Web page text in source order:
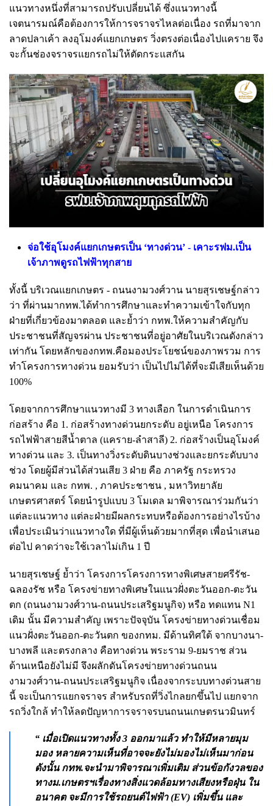
แนวทางหนึ่งที่สามารถปรับเปลี่ยนได้ ซึ่งแนวทางนี้
เจตนารมณ์คือต้องการให้การจราจรไหลต่อเนื่อง รถที่มาจาก
ลาดปลาเค้า ลงอุโมงค์แยกเกษตร วิ่งตรงต่อเนื่องไปแคราย จึง
จะกั้นช่องจราจรแยกรถไม่ให้ตัดกระแสกัน
จ่อใช้อุโมงค์แยกเกษตรเป็น ‘ทางด่วน’ - เคาะรฟม.เป็น
เจ้าภาพดูรถไฟฟ้าทุกสาย
ทั้งนี้ บริเวณแยกเกษตร - ถนนงามวงศ์วาน นายสุรเชษฐ์กล่าว
ว่า ที่ผ่านมากทพ.ได้ทำการศึกษาและทำความเข้าใจกับทุก
ฝ่ายที่เกี่ยวข้องมาตลอด และย้ำว่า กทพ.ให้ความสำคัญกับ
ประชาชนที่สัญจรผ่าน ประชาชนที่อยู่อาศัยในบริเวณดังกล่าว
เท่ากัน โดยหลักของกทพ.คือมองประโยชน์ของภาพรวม การ
ทำโครงการทางด่วน ยอมรับว่า เป็นไปไม่ได้ที่จะมีเสียเห็นด้วย
100%
โดยจากการศึกษาแนวทางมี 3 ทางเลือก ในการดำเนินการ
ก่อสร้าง คือ 1. ก่อสร้างทางด่วนยกระดับ อยู่เหนือ โครงการ
รถไฟฟ้าสายสีน้ำตาล (แคราย-ลำสาลี) 2. ก่อสร้างเป็นอุโมงค์
ทางด่วน และ 3. เป็นทางวิ่งระดับดินบางช่วงและยกระดับบาง
ช่วง โดยผู้มีส่วนได้ส่วนเสีย 3 ฝ่าย คือ ภาครัฐ กระทรวง
คมนาคม และ กทพ. , ภาคประชาชน , มหาวิทยาลัย
เกษตรศาสตร์ โดยนำรูปแบบ 3 โมเดล มาพิจารณาร่วมกันว่า
แต่ละแนวทาง แต่ละฝ่ายมีผลกระทบหรือต้องการอย่างไรบ้าง
เพื่อประเมินว่าแนวทางใด ที่มีผู้เห็นด้วยมากที่สุด เพื่อนำเสนอ
ต่อไป คาดว่าจะใช้เวลาไม่เกิน 1 ปี
นายสุรเชษฐ์ ย้ำว่า โครงการโครงการทางพิเศษสายศรีรัช-
ฉลองรัช หรือ โครงข่ายทางพิเศษในแนวฝั่งตะวันออก-ตะวัน
ตก (ถนนงามวงศ์วาน-ถนนประเสริฐมนูกิจ) หรือ ทดแทน N1
เดิม นั้น มีความสำคัญ เพราะปัจจุบัน โครงข่ายทางด่วนเชื่อม
แนวฝั่งตะวันออก-ตะวันตก ของกทม. มีด้านทิศใต้ จากบางนา-
บางพลี และตรงกลาง คือทางด่วน พระราม 9-ยมราช ส่วน
ด้านเหนือยังไม่มี จึงผลักดันโครงข่ายทางด่วนถนน
งามวงศ์วาน-ถนนประเสริฐมนูกิจ เนื่องจากระบบทางด่วนสาย
นี้ จะเป็นการแยกจราจร สำหรับรถที่วิ่งไกลยกขึ้นไป แยกจาก
รถวิ่งใกล้ ทำให้ลดปัญหาการจราจรบนถนนเกษตรนวมินทร์
“ เมื่อเปิดแนวทางทั้ง 3 ออกมาแล้ว ทำให้มีหลายมุม
มอง หลายความเห็นที่อาจจะยังไม่มองไม่เห็นมาก่อน
ดังนั้น กทพ.จะนำมาพิจารณาเพิ่มเติม ส่วนข้อกังวลของ
ทางม.เกษตรฯ​เรื่องทางสิ่งแวดล้อมทางเสียงหรือฝุ่น ใน
อนาคต จะมีการใช้รถยนต์ไฟฟ้า (EV) เพิ่มขึ้น และ